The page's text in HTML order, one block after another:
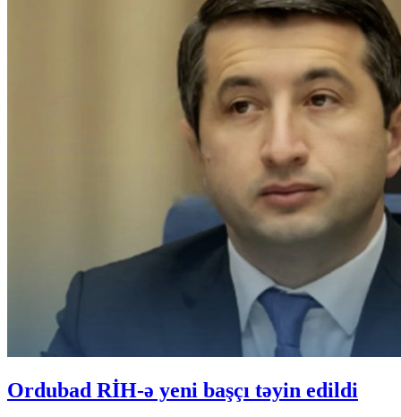
Ordubad RİH-ə yeni başçı təyin edildi